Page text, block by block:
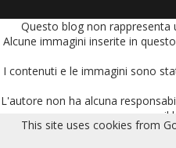
Questo blog non rappresenta
Alcune immagini inserite in
I contenuti e le immagini sono
L'autore non ha alcuna
il
L'autore del sito non ha alcuna
This site uses cookies from